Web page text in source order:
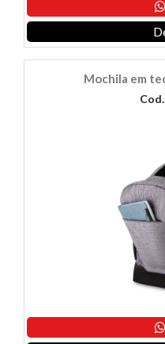
Mochila em